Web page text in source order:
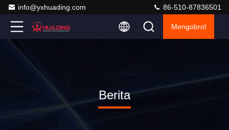
info@yxhuading.com 86-510-87836501
Mengobrol
Berita